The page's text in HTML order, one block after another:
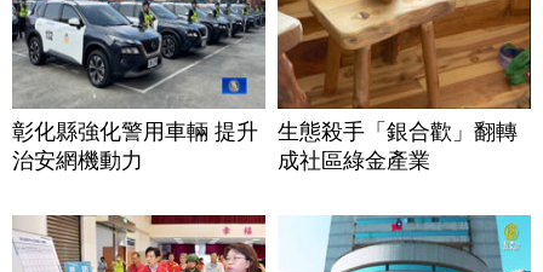
彰化縣強化警用車輛 提升
治安網機動力
生態殺手「銀合歡」翻轉
成社區綠金產業